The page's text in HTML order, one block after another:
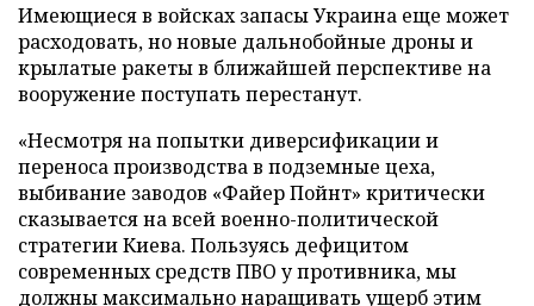
Имеющиеся в войсках запасы Украина еще может
расходовать, но новые дальнобойные дроны и
крылатые ракеты в ближайшей перспективе на
вооружение поступать перестанут.
«Несмотря на попытки диверсификации и
переноса производства в подземные цеха,
выбивание заводов «Файер Пойнт» критически
сказывается на всей военно-политической
стратегии Киева. Пользуясь дефицитом
современных средств ПВО у противника, мы
должны максимально наращивать ущерб этим